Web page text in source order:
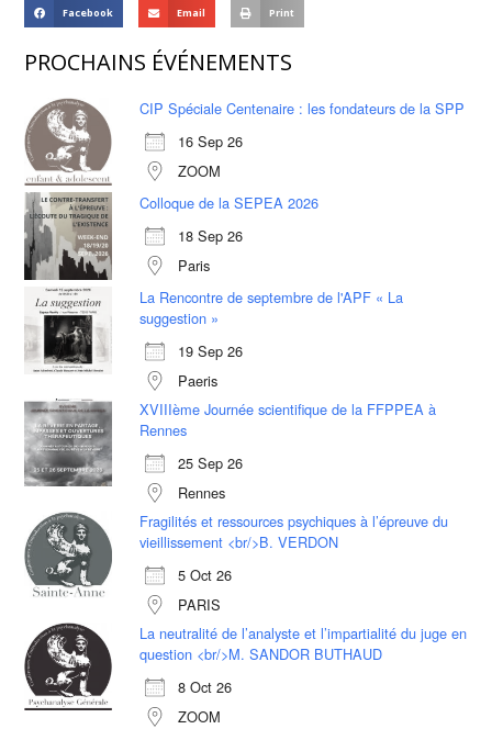
Facebook Email Print
PROCHAINS ÉVÉNEMENTS
CIP Spéciale Centenaire : les fondateurs de la SPP
16 Sep 26
ZOOM
Colloque de la SEPEA 2026
18 Sep 26
Paris
La Rencontre de septembre de l'APF « La
suggestion »
19 Sep 26
Paeris
XVIIIème Journée scientifique de la FFPPEA à
Rennes
25 Sep 26
Rennes
Fragilités et ressources psychiques à l’épreuve du
vieillissement <br/>B. VERDON
5 Oct 26
PARIS
La neutralité de l’analyste et l’impartialité du juge en
question <br/>M. SANDOR BUTHAUD
8 Oct 26
ZOOM